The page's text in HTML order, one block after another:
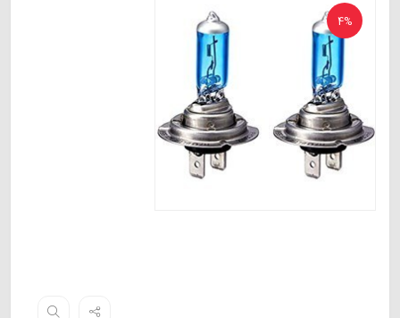
4%